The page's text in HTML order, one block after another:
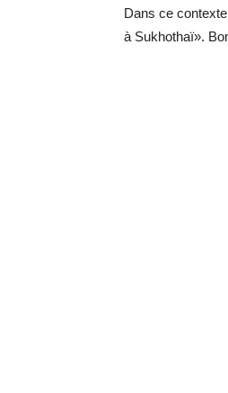
Dans ce
à Sukhothaï».